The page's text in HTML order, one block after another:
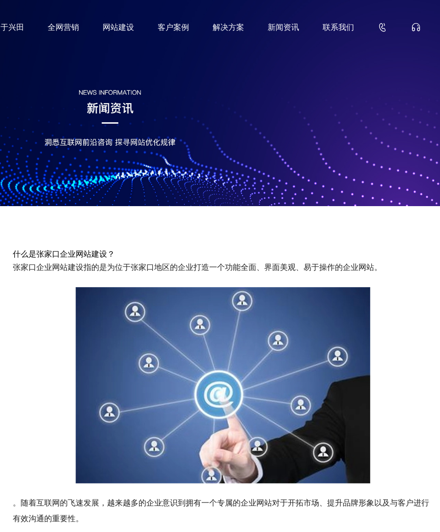
兴田 全网营销 网站建设 客户案例 解决方案 新闻资讯 联系我们  
什么是张家口企业网站建设？
张家口企业网站建设指的是为位于张家口地区的企业打造一个功能全面、界面美观、易于操作的企业网站。
。随着互联网的飞速发展，越来越多的企业意识到拥有一个专属的企业网站对于开拓市场、提升品牌形象以及与客户进行
有效沟通的重要性。